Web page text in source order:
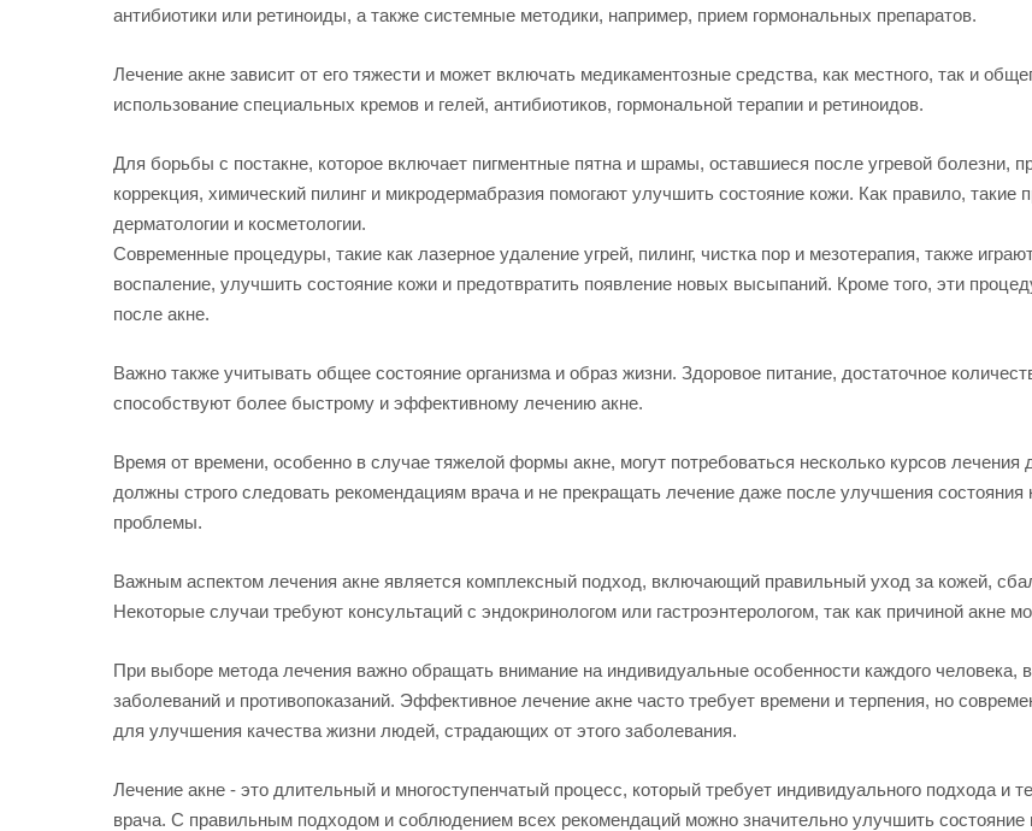
антибиотики или ретиноиды, а также системные методики, например, прием гормональных препаратов.
Лечение акне зависит от его тяжести и может включать медикаментозные средства, как местного, так и
использование специальных кремов и гелей, антибиотиков, гормональной терапии и ретиноидов.
Для борьбы с постакне, которое включает пигментные пятна и шрамы, оставшиеся после угревой болезни,
коррекция, химический пилинг и микродермабразия помогают улучшить состояние кожи. Как правило,
дерматологии и косметологии.
Современные процедуры, такие как лазерное удаление угрей, пилинг, чистка пор и мезотерапия, также
воспаление, улучшить состояние кожи и предотвратить появление новых высыпаний. Кроме того, эти
после акне.
Важно также учитывать общее состояние организма и образ жизни. Здоровое питание, достаточное
способствуют более быстрому и эффективному лечению акне.
Время от времени, особенно в случае тяжелой формы акне, могут потребоваться несколько курсов
должны строго следовать рекомендациям врача и не прекращать лечение даже после улучшения состояния
проблемы.
Важным аспектом лечения акне является комплексный подход, включающий правильный уход за кожей,
Некоторые случаи требуют консультаций с эндокринологом или гастроэнтерологом, так как причиной акне
При выборе метода лечения важно обращать внимание на индивидуальные особенности каждого человека,
заболеваний и противопоказаний. Эффективное лечение акне часто требует времени и терпения, но
для улучшения качества жизни людей, страдающих от этого заболевания.
Лечение акне - это длительный и многоступенчатый процесс, который требует индивидуального подхода и
врача. С правильным подходом и соблюдением всех рекомендаций можно значительно улучшить состояние